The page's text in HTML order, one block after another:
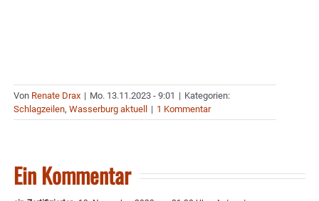
Von Renate Drax | Mo. 13.11.2023 - 9:01 | Kategorien:
Schlagzeilen, Wasserburg aktuell | 1 Kommentar
Ein Kommentar